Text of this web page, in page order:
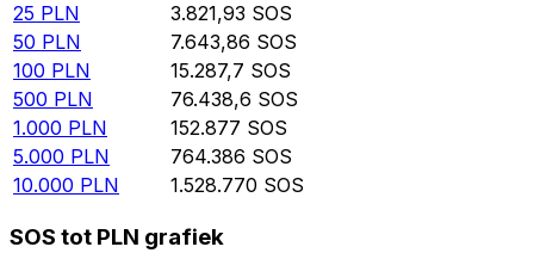
25 PLN 3.821,93 SOS
50 PLN 7.643,86 SOS
100 PLN 15.287,7 SOS
500 PLN 76.438,6 SOS
1.000 PLN 152.877 SOS
5.000 PLN 764.386 SOS
10.000 PLN 1.528.770 SOS
SOS tot PLN grafiek